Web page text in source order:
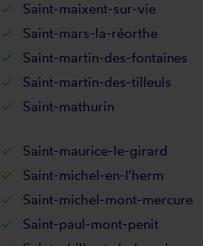
Saint-maixent-sur-vie
Saint-mars-la-réorthe
Saint-martin-des-fontaines
Saint-martin-des-tilleuls
Saint-mathurin
Saint-maurice-le-girard
Saint-michel-en-l'herm
Saint-michel-mont-mercure
Saint-paul-mont-penit